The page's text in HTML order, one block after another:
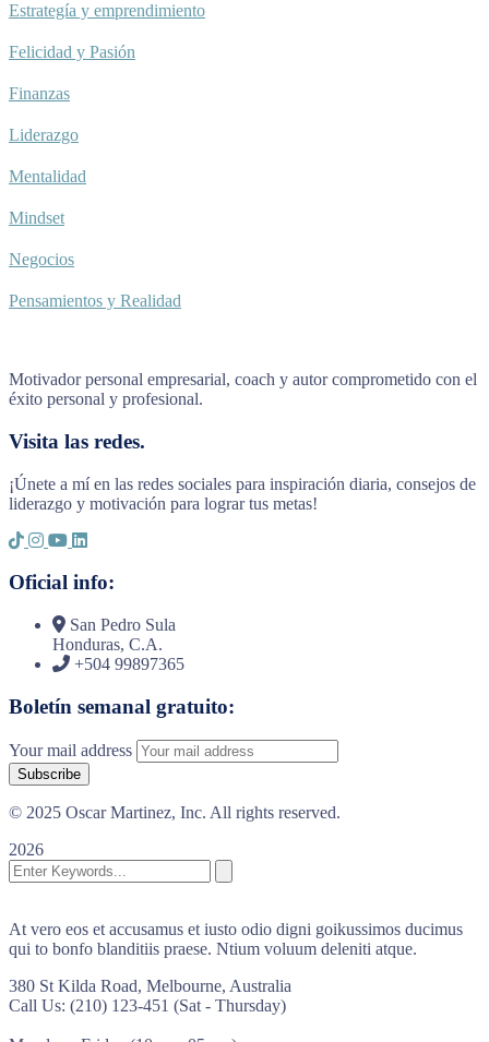
Estrategía y emprendimiento
Felicidad y Pasión
Finanzas
Liderazgo
Mentalidad
Mindset
Negocios
Pensamientos y Realidad
Motivador personal empresarial, coach y autor comprometido con el
éxito personal y profesional.
Visita las redes.
¡Únete a mí en las redes sociales para inspiración diaria, consejos de
liderazgo y motivación para lograr tus metas!
Oficial info:
San Pedro Sula
Honduras, C.A.
+504 99897365
Boletín semanal gratuito:
Your mail address
© 2025 Oscar Martinez, Inc. All rights reserved.
2026
At vero eos et accusamus et iusto odio digni goikussimos ducimus
qui to bonfo blanditiis praese. Ntium voluum deleniti atque.
380 St Kilda Road, Melbourne, Australia
Call Us: (210) 123-451 (Sat - Thursday)